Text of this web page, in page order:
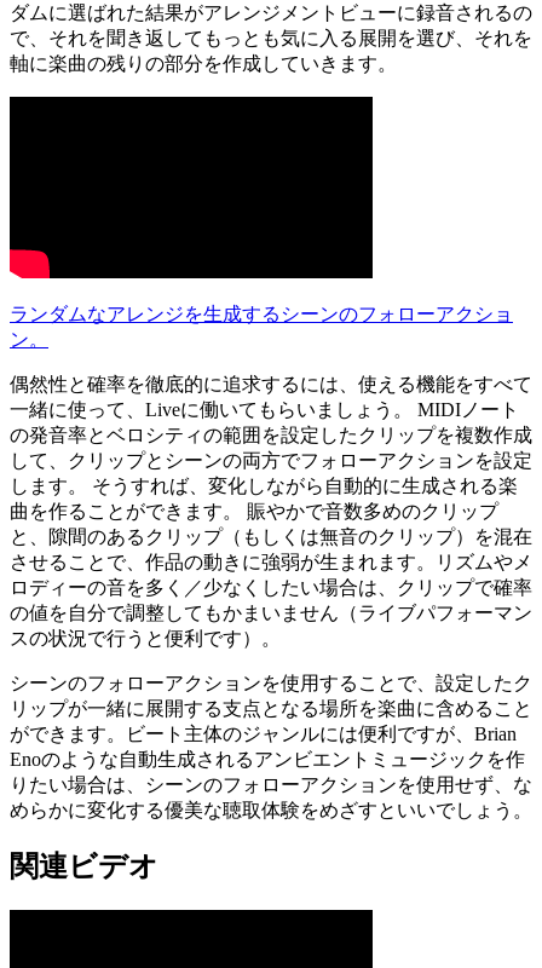
ダムに選ばれた結果がアレンジメントビューに録音されるの
で、それを聞き返してもっとも気に入る展開を選び、それを
軸に楽曲の残りの部分を作成していきます。
ランダムなアレンジを生成するシーンのフォローアクショ
ン。
偶然性と確率を徹底的に追求するには、使える機能をすべて
一緒に使って、Liveに働いてもらいましょう。 MIDIノート
の発音率とベロシティの範囲を設定したクリップを複数作成
して、クリップとシーンの両方でフォローアクションを設定
します。 そうすれば、変化しながら自動的に生成される楽
曲を作ることができます。 賑やかで音数多めのクリップ
と、隙間のあるクリップ（もしくは無音のクリップ）を混在
させることで、作品の動きに強弱が生まれます。リズムやメ
ロディーの音を多く／少なくしたい場合は、クリップで確率
の値を自分で調整してもかまいません（ライブパフォーマン
スの状況で行うと便利です）。
シーンのフォローアクションを使用することで、設定したク
リップが一緒に展開する支点となる場所を楽曲に含めること
ができます。ビート主体のジャンルには便利ですが、Brian
Enoのような自動生成されるアンビエントミュージックを作
りたい場合は、シーンのフォローアクションを使用せず、な
めらかに変化する優美な聴取体験をめざすといいでしょう。
関連ビデオ